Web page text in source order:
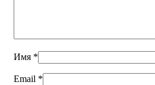
Имя *
Email *